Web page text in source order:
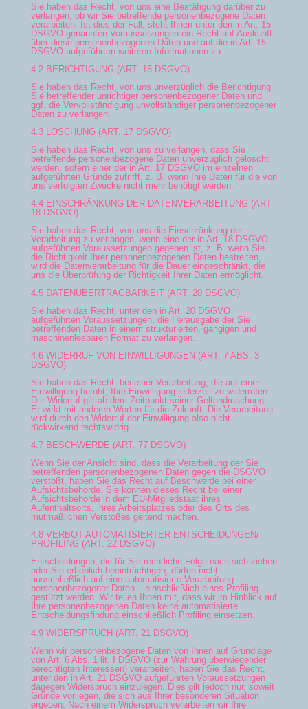
Sie haben das Recht, von uns eine Bestätigung darüber zu
verlangen, ob wir Sie betreffende personenbezogene Daten
verarbeiten. Ist dies der Fall, steht Ihnen unter den in Art. 15
DSGVO genannten Voraussetzungen ein Recht auf Auskunft
über diese personenbezogenen Daten und auf die in Art. 15
DSGVO aufgeführten weiteren Informationen zu.
4.2 BERICHTIGUNG (ART. 16 DSGVO)
Sie haben das Recht, von uns unverzüglich die Berichtigung
Sie betreffender unrichtiger personenbezogener Daten und
ggf. die Vervollständigung unvollständiger personenbezogener
Daten zu verlangen.
4.3 LÖSCHUNG (ART. 17 DSGVO)
Sie haben das Recht, von uns zu verlangen, dass Sie
betreffende personenbezogene Daten unverzüglich gelöscht
werden, sofern einer der in Art. 17 DSGVO im einzelnen
aufgeführten Gründe zutrifft, z. B. wenn Ihre Daten für die von
uns verfolgten Zwecke nicht mehr benötigt werden.
4.4 EINSCHRÄNKUNG DER DATENVERARBEITUNG (ART.
18 DSGVO)
Sie haben das Recht, von uns die Einschränkung der
Verarbeitung zu verlangen, wenn eine der in Art. 18 DSGVO
aufgeführten Voraussetzungen gegeben ist, z. B. wenn Sie
die Richtigkeit Ihrer personenbezogenen Daten bestreiten,
wird die Datenverarbeitung für die Dauer eingeschränkt, die
uns die Überprüfung der Richtigkeit Ihrer Daten ermöglicht.
4.5 DATENÜBERTRAGBARKEIT (ART. 20 DSGVO)
Sie haben das Recht, unter den in Art. 20 DSGVO
aufgeführten Voraussetzungen, die Herausgabe der Sie
betreffenden Daten in einem strukturierten, gängigen und
maschinenlesbaren Format zu verlangen.
4.6 WIDERRUF VON EINWILLIGUNGEN (ART. 7 ABS. 3
DSGVO)
Sie haben das Recht, bei einer Verarbeitung, die auf einer
Einwilligung beruht, Ihre Einwilligung jederzeit zu widerrufen.
Der Widerruf gilt ab dem Zeitpunkt seiner Geltendmachung.
Er wirkt mit anderen Worten für die Zukunft. Die Verarbeitung
wird durch den Widerruf der Einwilligung also nicht
rückwirkend rechtswidrig.
4.7 BESCHWERDE (ART. 77 DSGVO)
Wenn Sie der Ansicht sind, dass die Verarbeitung der Sie
betreffenden personenbezogenen Daten gegen die DSGVO
verstößt, haben Sie das Recht auf Beschwerde bei einer
Aufsichtsbehörde. Sie können dieses Recht bei einer
Aufsichtsbehörde in dem EU-Mitgliedstaat ihres
Aufenthaltsorts, ihres Arbeitsplatzes oder des Orts des
mutmaßlichen Verstoßes geltend machen.
4.8 VERBOT AUTOMATISIERTER ENTSCHEIDUNGEN/
PROFILING (ART. 22 DSGVO)
Entscheidungen, die für Sie rechtliche Folge nach sich ziehen
oder Sie erheblich beeinträchtigen, dürfen nicht
ausschließlich auf eine automatisierte Verarbeitung
personenbezogener Daten – einschließlich eines Profiling –
gestützt werden. Wir teilen Ihnen mit, dass wir im Hinblick auf
Ihre personenbezogenen Daten keine automatisierte
Entscheidungsfindung einschließlich Profiling einsetzen.
4.9 WIDERSPRUCH (ART. 21 DSGVO)
Wenn wir personenbezogene Daten von Ihnen auf Grundlage
von Art. 6 Abs. 1 lit. f DSGVO (zur Wahrung überwiegender
berechtigten Interessen) verarbeiten, haben Sie das Recht,
unter den in Art. 21 DSGVO aufgeführten Voraussetzungen
dagegen Widerspruch einzulegen. Dies gilt jedoch nur, soweit
Gründe vorliegen, die sich aus Ihrer besonderen Situation
ergeben. Nach einem Widerspruch verarbeiten wir Ihre